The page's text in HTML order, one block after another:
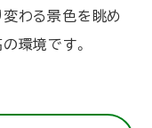
わる景色を眺め
環境です。